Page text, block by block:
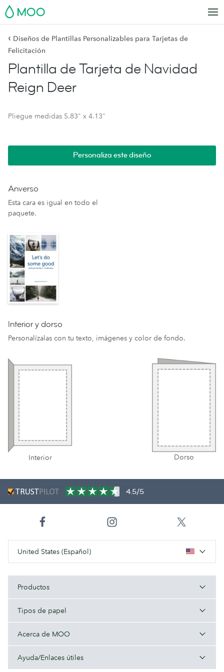
MOO
‹ Diseños de Plantillas Personalizables para Tarjetas de
Felicitación
Plantilla de Tarjeta de Navidad
Reign Deer
Pliegue medidas 5.83" x 4.13"
Personaliza este diseño
Anverso
Esta cara es igual en todo el
paquete.
Interior y dorso
Personalízalas con tu texto, imágenes y color de fondo.
Interior Dorso
4.5/5
United States (Español)
Productos
Tipos de papel
Acerca de MOO
Ayuda/Enlaces útiles